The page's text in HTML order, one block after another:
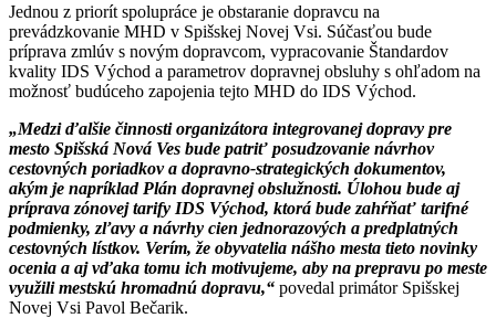
Jednou z priorít spolupráce je obstaranie dopravcu na
prevádzkovanie MHD v Spišskej Novej Vsi. Súčasťou bude
príprava zmlúv s novým dopravcom, vypracovanie Štandardov
kvality IDS Východ a parametrov dopravnej obsluhy s ohľadom na
možnosť budúceho zapojenia tejto MHD do IDS Východ.
„Medzi ďalšie činnosti organizátora integrovanej dopravy pre
mesto Spišská Nová Ves bude patriť posudzovanie návrhov
cestovných poriadkov a dopravno-strategických dokumentov,
akým je napríklad Plán dopravnej obslužnosti. Úlohou bude aj
príprava zónovej tarify IDS Východ, ktorá bude zahŕňať tarifné
podmienky, zľavy a návrhy cien jednorazových a predplatných
cestovných lístkov. Verím, že obyvatelia nášho mesta tieto novinky
ocenia a aj vďaka tomu ich motivujeme, aby na prepravu po meste
využili mestskú hromadnú dopravu,“ povedal primátor Spišskej
Novej Vsi Pavol Bečarik.